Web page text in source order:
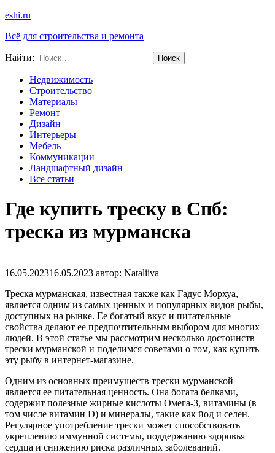
eshi.ru
Всё для строительства и ремонта
Найти:
Недвижимость
Строительство
Материалы
Ремонт
Дизайн
Интерьеры
Мебель
Коммуникации
Ландшафтный дизайн
Все статьи
Где купить треску в Спб:
треска из мурманска
16.05.202316.05.2023 автор: Nataliiva
Треска мурманская, известная также как Гадус Морхуа,
является одним из самых ценных и популярных видов рыбы,
доступных на рынке. Ее богатый вкус и питательные
свойства делают ее предпочтительным выбором для многих
людей. В этой статье мы рассмотрим несколько достоинств
трески мурманской и поделимся советами о том, как купить
эту рыбу в интернет-магазине.
Одним из основных преимуществ трески мурманской
является ее питательная ценность. Она богата белками,
содержит полезные жирные кислоты Омега-3, витамины (в
том числе витамин D) и минералы, такие как йод и селен.
Регулярное употребление трески может способствовать
укреплению иммунной системы, поддержанию здоровья
сердца и снижению риска различных заболеваний.